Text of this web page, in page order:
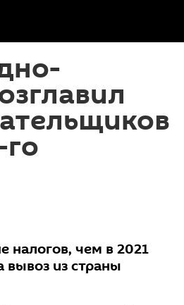
налогов, чем в 2021
вывоз из страны